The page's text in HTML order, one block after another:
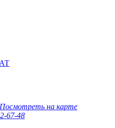
Посмотреть на карте
67-48‬